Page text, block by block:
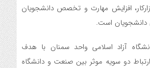
افزایش مهارت و تخصص دانشجویان
دانشجویان است.
آزاد اسلامی واحد سمنان با هدف
ارتباط دو سویه موثر بین صنعت و دانشگاه